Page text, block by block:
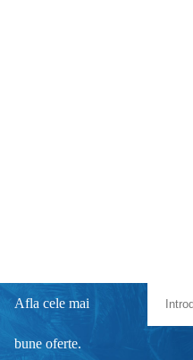
Afla cele mai
bune oferte.